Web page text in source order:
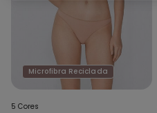
Microfibra Reciclada
5 Cores